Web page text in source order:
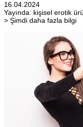
16.04.2024
Yayında: kişisel erotik
> Şimdi daha fazla bilgi